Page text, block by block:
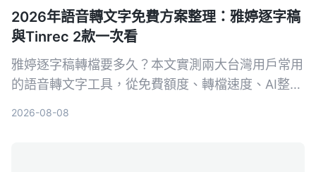
2026年語音轉文字免費方案整理：雅婷逐字稿
與Tinrec 2款一次看
雅婷逐字稿轉檔要多久？本文實測兩大台灣用戶常用
的語音轉文字工具，從免費額度、轉檔速度、AI整理
2026-08-08